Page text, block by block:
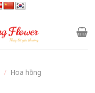
/ Hoa hồng